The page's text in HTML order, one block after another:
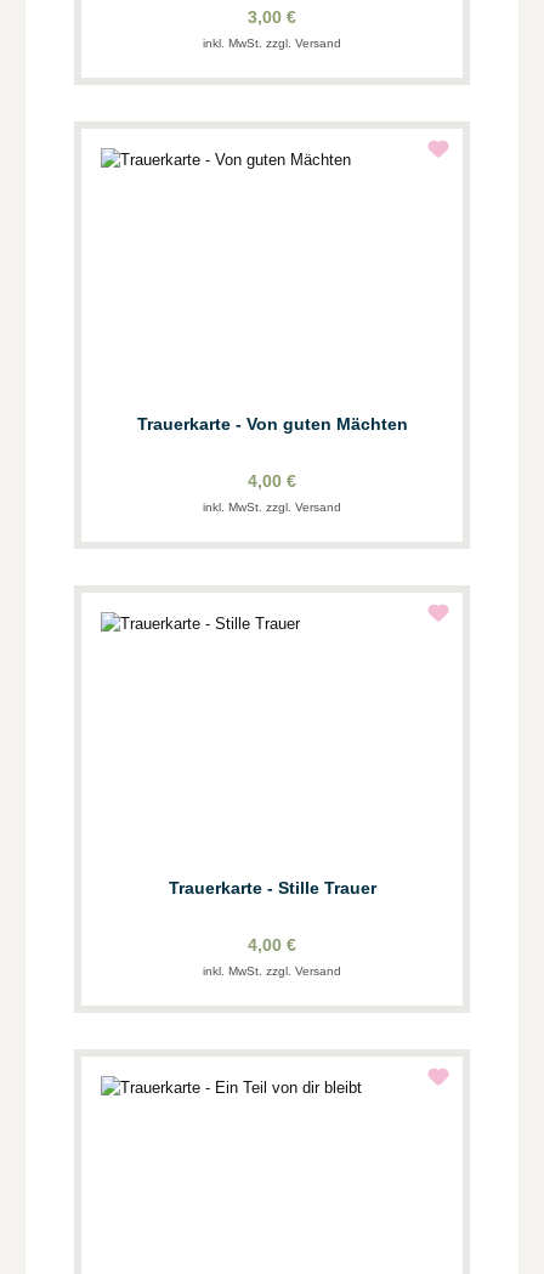
3,00 €
inkl. MwSt. zzgl. Versand
Trauerkarte - Von guten Mächten
4,00 €
inkl. MwSt. zzgl. Versand
Trauerkarte - Stille Trauer
4,00 €
inkl. MwSt. zzgl. Versand